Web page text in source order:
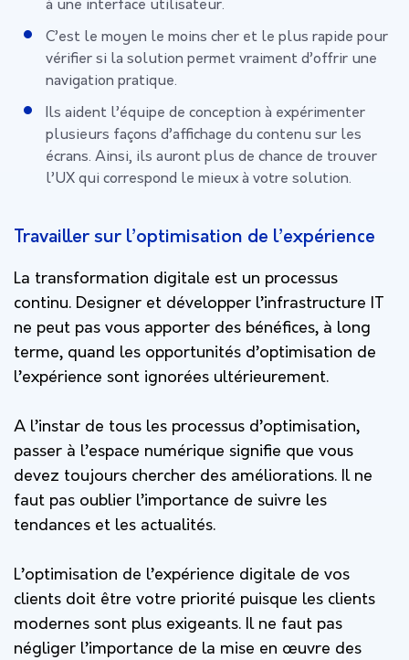
à une interface utilisateur.
C’est le moyen le moins cher et le plus rapide pour
vérifier si la solution permet vraiment d’offrir une
navigation pratique.
Ils aident l’équipe de conception à expérimenter
plusieurs façons d’affichage du contenu sur les
écrans. Ainsi, ils auront plus de chance de trouver
l’UX qui correspond le mieux à votre solution.
Travailler sur l’optimisation de l’expérience
La transformation digitale est un processus
continu. Designer et développer l’infrastructure IT
ne peut pas vous apporter des bénéfices, à long
terme, quand les opportunités d’optimisation de
l’expérience sont ignorées ultérieurement.
A l’instar de tous les processus d’optimisation,
passer à l’espace numérique signifie que vous
devez toujours chercher des améliorations. Il ne
faut pas oublier l’importance de suivre les
tendances et les actualités.
L’optimisation de l’expérience digitale de vos
clients doit être votre priorité puisque les clients
modernes sont plus exigeants. Il ne faut pas
négliger l’importance de la mise en œuvre des